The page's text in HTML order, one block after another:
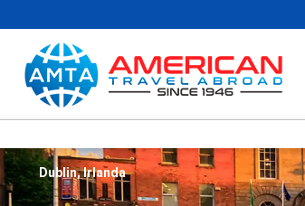
Dublin, Irlanda